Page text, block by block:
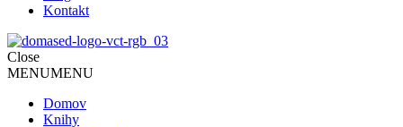
Kontakt
Close
MENUMENU
Domov
Knihy